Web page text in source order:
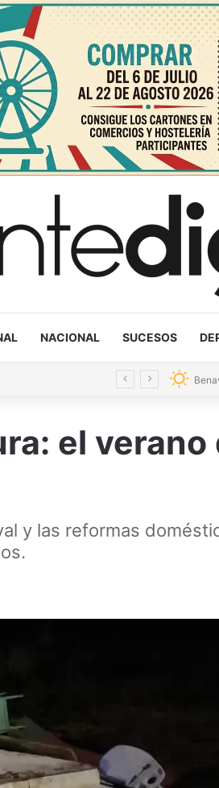
NACIONAL SUCESOS
el
y las reformas